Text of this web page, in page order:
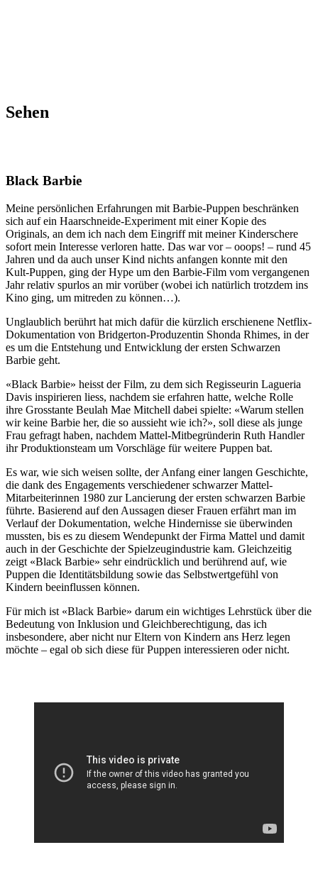
Sehen
Black Barbie
Meine persönlichen Erfahrungen mit Barbie-Puppen beschränken
sich auf ein Haarschneide-Experiment mit einer Kopie des
Originals, an dem ich nach dem Eingriff mit meiner Kinderschere
sofort mein Interesse verloren hatte. Das war vor – ooops! – rund 45
Jahren und da auch unser Kind nichts anfangen konnte mit den
Kult-Puppen, ging der Hype um den Barbie-Film vom vergangenen
Jahr relativ spurlos an mir vorüber (wobei ich natürlich trotzdem ins
Kino ging, um mitreden zu können…).
Unglaublich berührt hat mich dafür die kürzlich erschienene Netflix-
Dokumentation von Bridgerton-Produzentin Shonda Rhimes, in der
es um die Entstehung und Entwicklung der ersten Schwarzen
Barbie geht.
«Black Barbie» heisst der Film, zu dem sich Regisseurin Lagueria
Davis inspirieren liess, nachdem sie erfahren hatte, welche Rolle
ihre Grosstante Beulah Mae Mitchell dabei spielte: «Warum stellen
wir keine Barbie her, die so aussieht wie ich?», soll diese als junge
Frau gefragt haben, nachdem Mattel-Mitbegründerin Ruth Handler
ihr Produktionsteam um Vorschläge für weitere Puppen bat.
Es war, wie sich weisen sollte, der Anfang einer langen Geschichte,
die dank des Engagements verschiedener schwarzer Mattel-
Mitarbeiterinnen 1980 zur Lancierung der ersten schwarzen Barbie
führte. Basierend auf den Aussagen dieser Frauen erfährt man im
Verlauf der Dokumentation, welche Hindernisse sie überwinden
mussten, bis es zu diesem Wendepunkt der Firma Mattel und damit
auch in der Geschichte der Spielzeugindustrie kam. Gleichzeitig
zeigt «Black Barbie» sehr eindrücklich und berührend auf, wie
Puppen die Identitätsbildung sowie das Selbstwertgefühl von
Kindern beeinflussen können.
Für mich ist «Black Barbie» darum ein wichtiges Lehrstück über die
Bedeutung von Inklusion und Gleichberechtigung, das ich
insbesondere, aber nicht nur Eltern von Kindern ans Herz legen
möchte – egal ob sich diese für Puppen interessieren oder nicht.